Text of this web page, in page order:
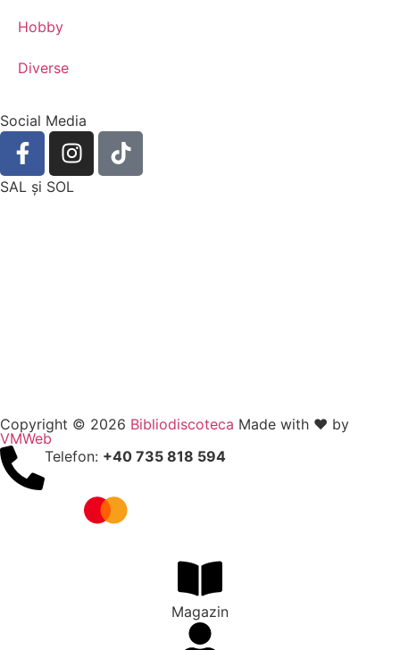
Hobby
Diverse
Social Media
SAL şi SOL
Copyright © 2026 Bibliodiscoteca Made with ❤️ by
VMWeb
Telefon: +40 735 818 594
Magazin